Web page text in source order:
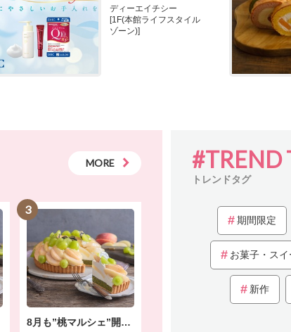
ディーエイチシー
[1F(本館ライフスタイル
ゾーン)]
MORE
3
8月も”桃マルシェ”開催中！
#TREND
トレンドタグ
期間限定
お菓子・スイ
新作